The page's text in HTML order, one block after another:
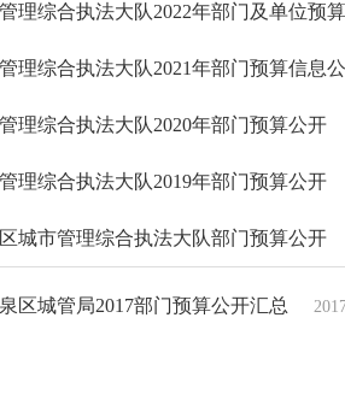
理综合执法大队2022年部门及单位预
理综合执法大队2021年部门预算信息
理综合执法大队2020年部门预算公开
理综合执法大队2019年部门预算公开
城市管理综合执法大队部门预算公开
区城管局2017部门预算公开汇总